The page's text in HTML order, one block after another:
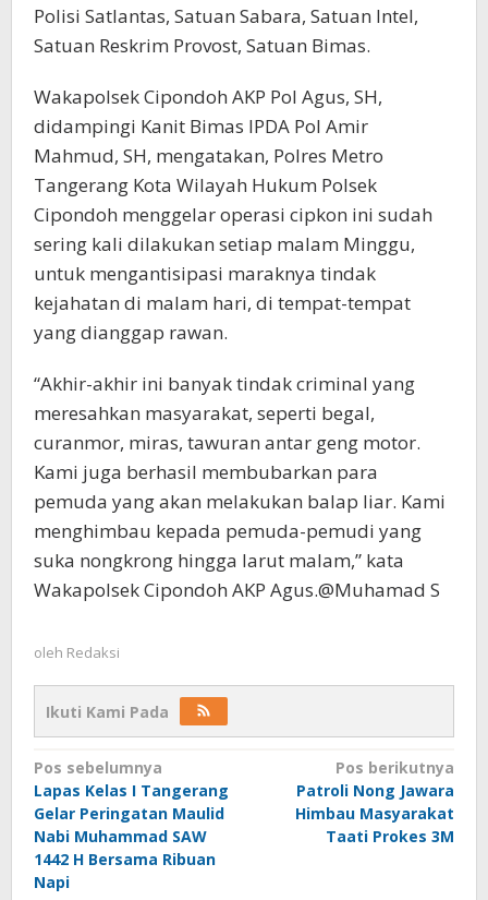
Polisi Satlantas, Satuan Sabara, Satuan Intel,
Satuan Reskrim Provost, Satuan Bimas.
Wakapolsek Cipondoh AKP Pol Agus, SH,
didampingi Kanit Bimas IPDA Pol Amir
Mahmud, SH, mengatakan, Polres Metro
Tangerang Kota Wilayah Hukum Polsek
Cipondoh menggelar operasi cipkon ini sudah
sering kali dilakukan setiap malam Minggu,
untuk mengantisipasi maraknya tindak
kejahatan di malam hari, di tempat-tempat
yang dianggap rawan.
“Akhir-akhir ini banyak tindak criminal yang
meresahkan masyarakat, seperti begal,
curanmor, miras, tawuran antar geng motor.
Kami juga berhasil membubarkan para
pemuda yang akan melakukan balap liar. Kami
menghimbau kepada pemuda-pemudi yang
suka nongkrong hingga larut malam,” kata
Wakapolsek Cipondoh AKP Agus.@Muhamad S
oleh Redaksi
Ikuti Kami Pada
Navigasi
pos
Pos sebelumnya
Lapas Kelas I Tangerang
Gelar Peringatan Maulid
Nabi Muhammad SAW
1442 H Bersama Ribuan
Napi
Pos berikutnya
Patroli Nong Jawara
Himbau Masyarakat
Taati Prokes 3M